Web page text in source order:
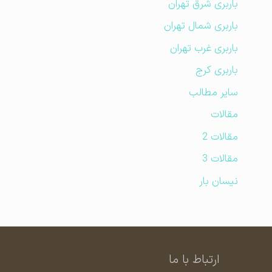
باربری شرق تهران
باربری شمال تهران
باربری غرب تهران
باربری کرج
سایر مطالب
مقالات
مقالات 2
مقالات 3
نیسان بار
ارتباط با ما